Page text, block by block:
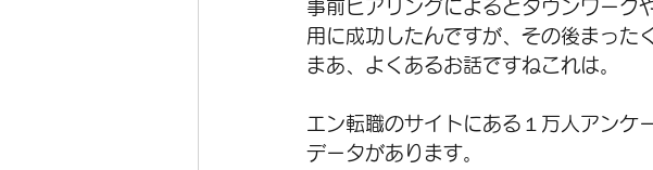
事前ヒアリングによるとタウンワーク
用に成功したんですが、その後まった
まあ、よくあるお話ですねこれは。
エン転職のサイトにある１万人アンケ
データがあります。